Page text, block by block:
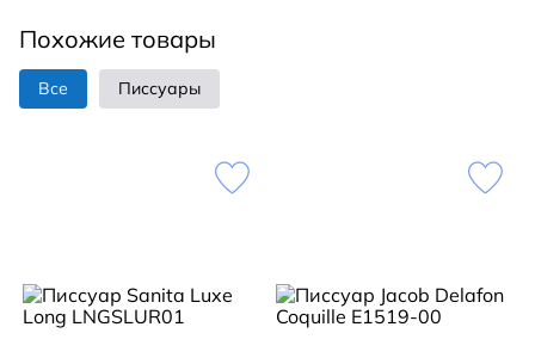
Похожие товары
Все Писсуары